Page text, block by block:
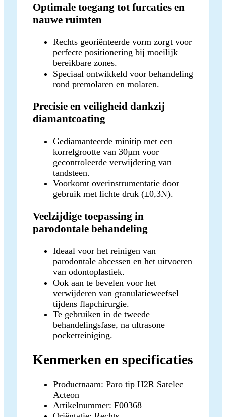
Optimale toegang tot furcaties en
nauwe ruimten
Rechts georiënteerde vorm zorgt voor
perfecte positionering bij moeilijk
bereikbare zones.
Speciaal ontwikkeld voor behandeling
rond premolaren en molaren.
Precisie en veiligheid dankzij
diamantcoating
Gediamanteerde minitip met een
korrelgrootte van 30µm voor
gecontroleerde verwijdering van
tandsteen.
Voorkomt overinstrumentatie door
gebruik met lichte druk (±0,3N).
Veelzijdige toepassing in
parodontale behandeling
Ideaal voor het reinigen van
parodontale abcessen en het uitvoeren
van odontoplastiek.
Ook aan te bevelen voor het
verwijderen van granulatieweefsel
tijdens flapchirurgie.
Te gebruiken in de tweede
behandelingsfase, na ultrasone
pocketreiniging.
Kenmerken en specificaties
Productnaam: Paro tip H2R Satelec
Acteon
Artikelnummer: F00368